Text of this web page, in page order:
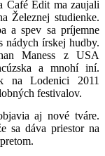
Café Edit ma zaujali
Železnej studienke.
a spev sa príjemne
nádych írskej hudby.
Maness z USA
a mnohí iní.
na Lodenici 2011
festivalov.
aj nové tváre.
sa dáva priestor na